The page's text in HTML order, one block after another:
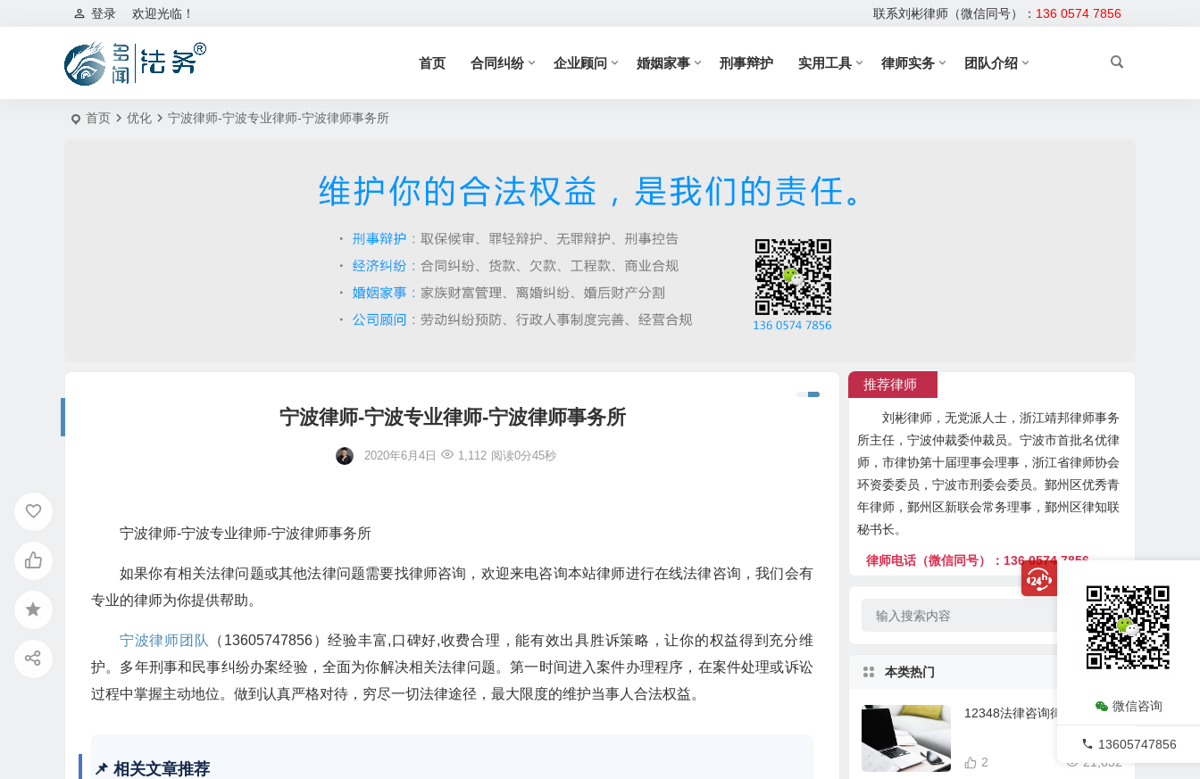
欢迎光临！
登录 联系刘彬律师（微信同号）： 136 0574 7856
首页 合同纠纷 企业顾问 婚姻家事 刑事辩护 实用工具 律师实务 团队介绍
首页 优化 宁波律师-宁波专业律师-宁波律师事务所
宁波律师-宁波专业律师-宁波律师事务所
2020年6月4日 1,112 阅读0分45秒
宁波律师-宁波专业律师-宁波律师事务所
如果你有相关法律问题或其他法律问题需要找律师咨询，欢迎来电咨询本站律师进行在线法律咨询，我们会有
专业的律师为你提供帮助。
宁波律师团队
（13605747856）经验丰富,口碑好,收费合理，能有效出具胜诉策略，让你的权益得到充分维
护。多年刑事和民事纠纷办案经验，全面为你解决相关法律问题。第一时间进入案件办理程序，在案件处理或诉讼
过程中掌握主动地位。做到认真严格对待，穷尽一切法律途径，最大限度的维护当事人合法权益。
📌 相关文章推荐
推荐律师
刘彬律师，无党派人士，浙江靖邦律师事务
所主任，宁波仲裁委仲裁员。宁波市首批名优律
师，市律协第十届理事会理事，浙江省律师协会
环资委委员，宁波市刑委会委员。鄞州区优秀青
年律师，鄞州区新联会常务理事，鄞州区律知联
秘书长。
律师电话（微信同号）：136 0574 7856
本类热门
12348法律咨询律师在线
21,632
2
微信咨询
13605747856